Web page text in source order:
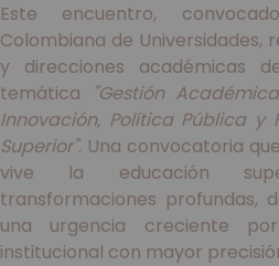
Este encuentro,
Colombiana de Universidades,
y direcciones académicas
temática
"Gestión
Innovación, Política Pública y
Superior". Una convocatoria
vive la educación
transformaciones profundas,
una urgencia creciente
institucional con mayor